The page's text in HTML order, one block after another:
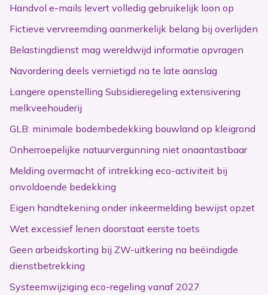
Handvol e-mails levert volledig gebruikelijk loon op
Fictieve vervreemding aanmerkelijk belang bij overlijden
Belastingdienst mag wereldwijd informatie opvragen
Navordering deels vernietigd na te late aanslag
Langere openstelling Subsidieregeling extensivering
melkveehouderij
GLB: minimale bodembedekking bouwland op kleigrond
Onherroepelijke natuurvergunning niet onaantastbaar
Melding overmacht of intrekking eco-activiteit bij
onvoldoende bedekking
Eigen handtekening onder inkeermelding bewijst opzet
Wet excessief lenen doorstaat eerste toets
Geen arbeidskorting bij ZW-uitkering na beëindigde
dienstbetrekking
Systeemwijziging eco-regeling vanaf 2027